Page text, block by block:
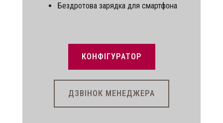
Бездротова зарядка для смартфона
КОНФІГУРАТОР
ДЗВІНОК МЕНЕДЖЕРА